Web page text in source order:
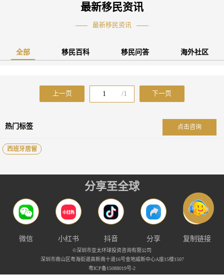
最新移民资讯
最新移民资讯
全部 移民百科 移民问答 海外社区
上一页 /1 下一页
热门标签 点击咨询
西班牙居留
分享至全球
微信 小红书 抖音 分享 复制链接
©深圳市亚太环球投资咨询有限公司
深圳市南山区粤海街道高新南十道16号金地威新中心A座15楼1507
粤ICP备15088019号-2